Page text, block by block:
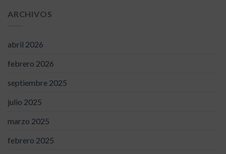
ARCHIVOS
abril 2026
febrero 2026
septiembre 2025
julio 2025
marzo 2025
febrero 2025